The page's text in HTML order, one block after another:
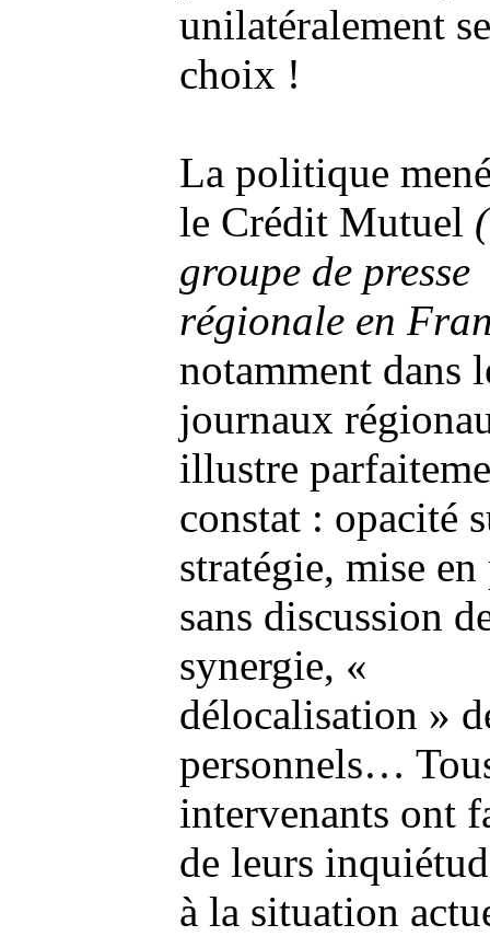
unilatéralement
choix !
La politique
le Crédit Mutuel
groupe de presse
régionale en
notamment dans
journaux
illustre
constat : opacité
stratégie, mise en
sans discussion
synergie, «
délocalisation »
personnels…
intervenants ont
de leurs
à la situation